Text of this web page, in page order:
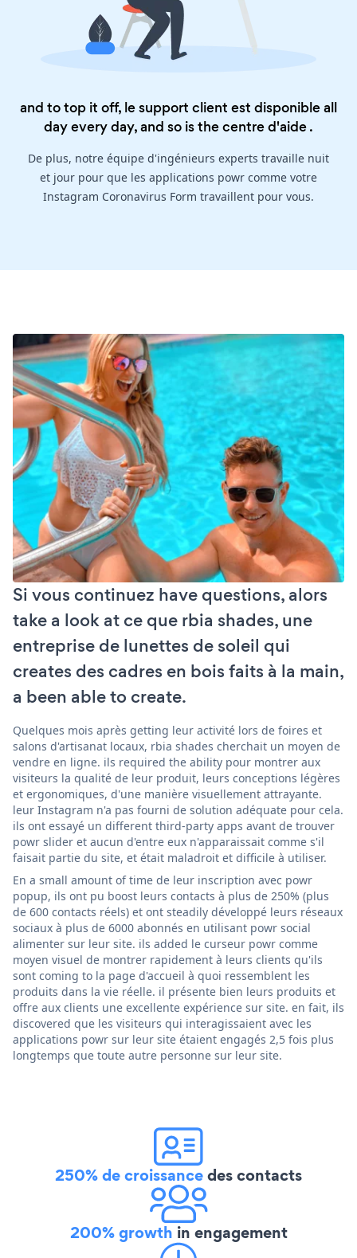
and to top it off, le support client est disponible all
day every day, and so is thecentre d'aide.
De plus, notre équipe d'ingénieurs experts travaille nuit
et jour pour que les applications powr comme votre
Instagram Coronavirus Form travaillent pour vous.
Si vous continuez have questions, alors
take a look at ce que rbia shades, une
entreprise de lunettes de soleil qui
creates des cadres en bois faits à la main,
a been able to create.
Quelques mois après getting leur activité lors de foires et
salons d'artisanat locaux, rbia shades cherchait un moyen de
vendre en ligne. ils required the ability pour montrer aux
visiteurs la qualité de leur produit, leurs conceptions légères
et ergonomiques, d'une manière visuellement attrayante.
leur Instagram n'a pas fourni de solution adéquate pour cela.
ils ont essayé un different third-party apps avant de trouver
powr slider et aucun d'entre eux n'apparaissait comme s'il
faisait partie du site, et était maladroit et difficile à utiliser.
En a small amount of time de leur inscription avec powr
popup, ils ont pu boost leurs contacts à plus de 250% (plus
de 600 contacts réels) et ont steadily développé leurs réseaux
sociaux à plus de 6000 abonnés en utilisant powr social
alimenter sur leur site. ils added le curseur powr comme
moyen visuel de montrer rapidement à leurs clients qu'ils
sont coming to la page d'accueil à quoi ressemblent les
produits dans la vie réelle. il présente bien leurs produits et
offre aux clients une excellente expérience sur site. en fait, ils
discovered que les visiteurs qui interagissaient avec les
applications powr sur leur site étaient engagés 2,5 fois plus
longtemps que toute autre personne sur leur site.
250% de croissancedes contacts
200% growth in engagement